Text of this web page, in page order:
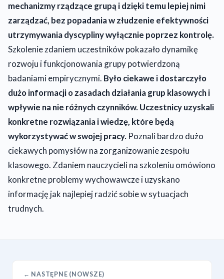
mechanizmy rządzące grupą i dzięki temu lepiej nimi
zarządzać, bez popadania w złudzenie efektywności
utrzymywania dyscypliny wyłącznie poprzez kontrolę.
Szkolenie zdaniem uczestników pokazało dynamikę
rozwoju i funkcjonowania grupy potwierdzoną
badaniami empirycznymi. Było ciekawe i dostarczyło
dużo informacji o zasadach działania grup klasowych i
wpływie na nie różnych czynników. Uczestnicy uzyskali
konkretne rozwiązania i wiedzę, które będą
wykorzystywać w swojej pracy. Poznali bardzo dużo
ciekawych pomysłów na zorganizowanie zespołu
klasowego. Zdaniem nauczycieli na szkoleniu omówiono
konkretne problemy wychowawcze i uzyskano
informację jak najlepiej radzić sobie w sytuacjach
trudnych.
← NASTĘPNE (NOWSZE)